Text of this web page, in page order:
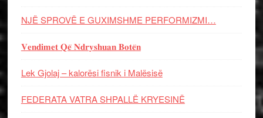
NJË SPROVË E GUXIMSHME PERFORMIZMI…
𝐕𝐞𝐧𝐝𝐢𝐦𝐞𝐭 𝐐𝐞̈ 𝐍𝐝𝐫𝐲𝐬𝐡𝐮𝐚𝐧 𝐁𝐨𝐭𝐞̈𝐧
Lek Gjolaj – kalorësi fisnik i Malësisë
FEDERATA VATRA SHPALLË KRYESINË